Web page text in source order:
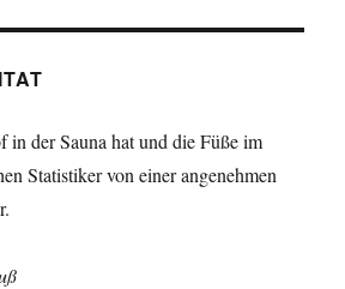
in der Sauna hat und die Füße im
Statistiker von einer angenehmen